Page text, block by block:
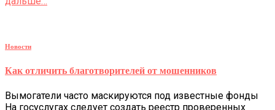
Новости
Как отличить благотворителей от мошенников
Вымогатели часто маскируются под известные фонды
На госуслугах следует создать реестр проверенных